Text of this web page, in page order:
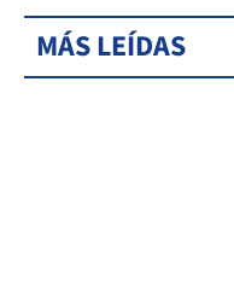
MÁS LEÍDAS